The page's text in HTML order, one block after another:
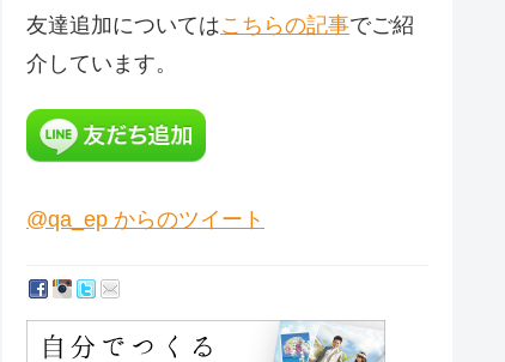
友達追加についてはこちらの記事でご紹
介しています。
@qa_ep からのツイート